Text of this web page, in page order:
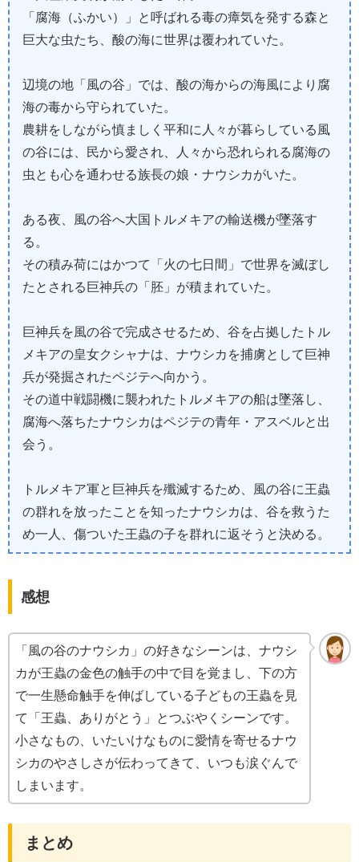
「腐海（ふかい）」と呼ばれる毒の瘴気を発する森と
巨大な虫たち、酸の海に世界は覆われていた。
辺境の地「風の谷」では、酸の海からの海風により腐
海の毒から守られていた。
農耕をしながら慎ましく平和に人々が暮らしている風
の谷には、民から愛され、人々から恐れられる腐海の
虫とも心を通わせる族長の娘・ナウシカがいた。
ある夜、風の谷へ大国トルメキアの輸送機が墜落す
る。
その積み荷にはかつて「火の七日間」で世界を滅ぼし
たとされる巨神兵の「胚」が積まれていた。
巨神兵を風の谷で完成させるため、谷を占拠したトル
メキアの皇女クシャナは、ナウシカを捕虜として巨神
兵が発掘されたペジテへ向かう。
その道中戦闘機に襲われたトルメキアの船は墜落し、
腐海へ落ちたナウシカはペジテの青年・アスベルと出
会う。
トルメキア軍と巨神兵を殲滅するため、風の谷に王蟲
の群れを放ったことを知ったナウシカは、谷を救うた
め一人、傷ついた王蟲の子を群れに返そうと決める。
感想
「風の谷のナウシカ」の好きなシーンは、ナウシ
カが王蟲の金色の触手の中で目を覚まし、下の方
で一生懸命触手を伸ばしている子どもの王蟲を見
て「王蟲、ありがとう」とつぶやくシーンです。
小さなもの、いたいけなものに愛情を寄せるナウ
シカのやさしさが伝わってきて、いつも涙ぐんで
しまいます。
まとめ